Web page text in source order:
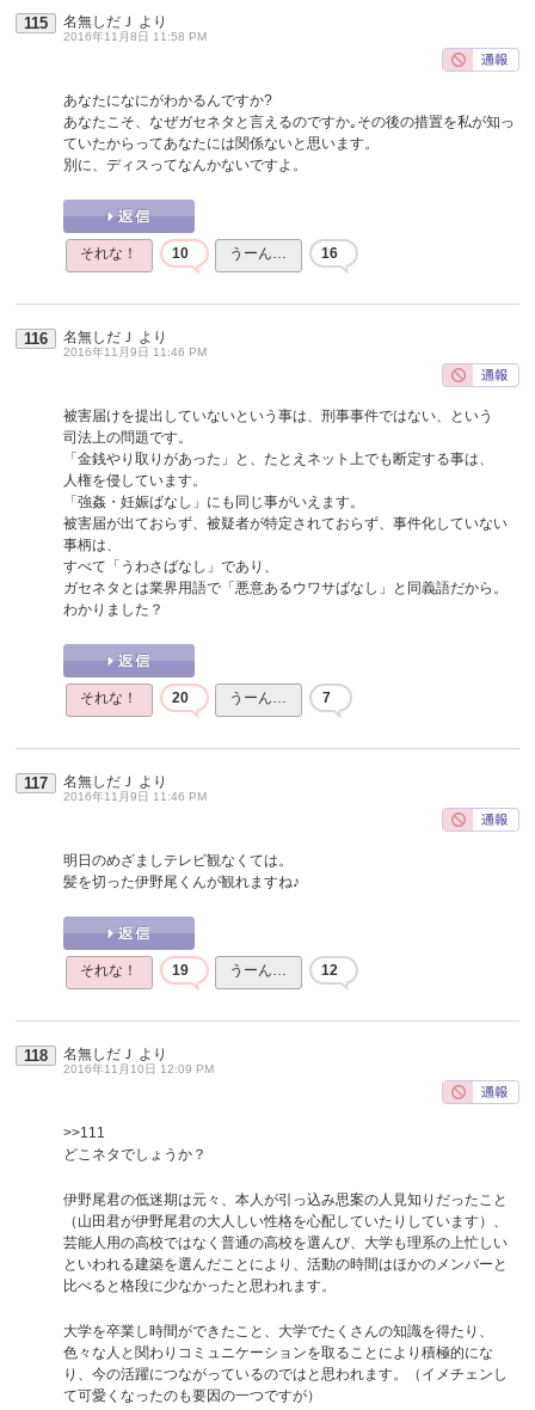
115 名無しだＪ より
2016年11月8日 11:58 PM
あなたになにがわかるんですか?
あなたこそ、なぜガセネタと言えるのですか｡その後の措置を私が知っ
ていたからってあなたには関係ないと思います。
別に、ディスってなんかないですよ。
それな！ 10 うーん… 16
116 名無しだＪ より
2016年11月9日 11:46 PM
被害届けを提出していないという事は、刑事事件ではない、という
司法上の問題です。
「金銭やり取りがあった」と、たとえネット上でも断定する事は、
人権を侵しています。
「強姦・妊娠ばなし」にも同じ事がいえます。
被害届が出ておらず、被疑者が特定されておらず、事件化していない
事柄は、
すべて「うわさばなし」であり、
ガセネタとは業界用語で「悪意あるウワサばなし」と同義語だから。
わかりました？
それな！ 20 うーん… 7
117 名無しだＪ より
2016年11月9日 11:46 PM
明日のめざましテレビ観なくては。
髪を切った伊野尾くんが観れますね♪
それな！ 19 うーん… 12
118 名無しだＪ より
2016年11月10日 12:09 PM
>>111
どこネタでしょうか？
伊野尾君の低迷期は元々、本人が引っ込み思案の人見知りだったこと
（山田君が伊野尾君の大人しい性格を心配していたりしています）、
芸能人用の高校ではなく普通の高校を選んび、大学も理系の上忙しい
といわれる建築を選んだことにより、活動の時間はほかのメンバーと
比べると格段に少なかったと思われます。
大学を卒業し時間ができたこと、大学でたくさんの知識を得たり、
色々な人と関わりコミュニケーションを取ることにより積極的にな
り、今の活躍につながっているのではと思われます。（イメチェンし
て可愛くなったのも要因の一つですが）